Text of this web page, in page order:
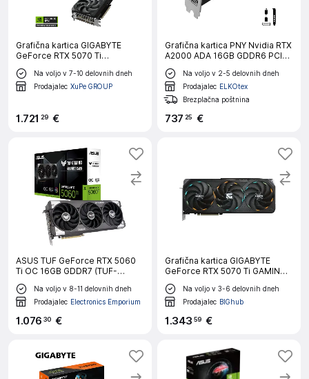
Grafična kartica GIGABYTE
GeForce RTX 5070 Ti
WINDFORCE SFF 16G, 16GB
GDDR7, PCI-E 5.0
Na voljo v 7-10 delovnih dneh
Prodajalec XuPe GROUP
1.721 29 €
Grafična kartica PNY Nvidia RTX
A2000 ADA 16GB GDDR6 PCI-E
4.0
Na voljo v 2-5 delovnih dneh
Prodajalec ELKOtex
Brezplačna poštnina
737 25 €
ASUS TUF GeForce RTX 5060
Ti OC 16GB GDDR7 (TUF-
RTX5060TI-O16G-GAMING)
grafična kartica
Na voljo v 8-11 delovnih dneh
Prodajalec Electronics Emporium
1.076 30 €
Grafična kartica GIGABYTE
GeForce RTX 5070 Ti GAMING
OC 16G, 16GB GDDR7, PCI-E 5.0
Na voljo v 3-6 delovnih dneh
Prodajalec BIGhub
1.343 59 €